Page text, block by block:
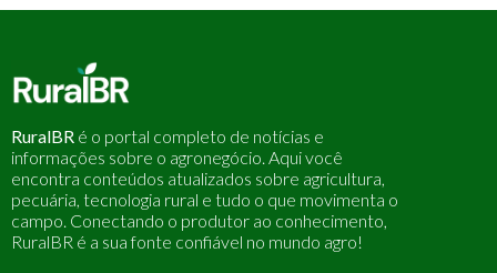
RuralBR é o portal completo de notícias e
informações sobre o agronegócio. Aqui você
encontra conteúdos atualizados sobre agricultura,
pecuária, tecnologia rural e tudo o que movimenta o
campo. Conectando o produtor ao conhecimento,
RuralBR é a sua fonte confiável no mundo agro!